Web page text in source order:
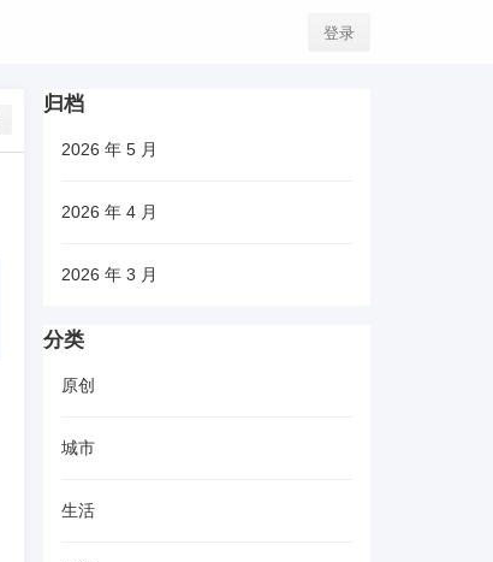
登录
归档
2026 年 5 月
2026 年 4 月
2026 年 3 月
分类
原创
城市
生活